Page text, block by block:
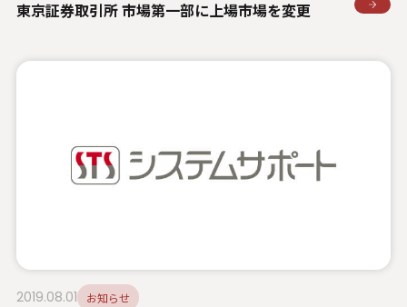
サイトのご利用について
特定個人情報等の適正な取り扱いに関する基本方針
ソーシャルメディアポリシー
システムサポートホールディングス
東京証券取引所 市場第一部に上場市場を変更
2019.08.01 お知らせ